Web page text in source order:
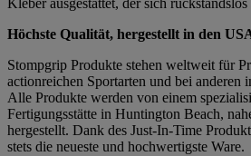
Kleber ausgestattet, der sich rückstandslos
Höchste Qualität, hergestellt in den
Stompgrip Produkte stehen weltweit für
actionreichen Sportarten und bei anderen
Alle Produkte werden von einem
Fertigungsstätte in Huntington Beach,
hergestellt. Dank des Just-In-Time
stets die neueste und hochwertigste Ware.